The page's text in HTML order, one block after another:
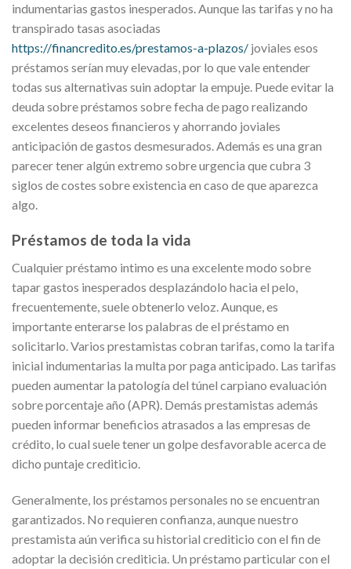
indumentarias gastos inesperados. Aunque las tarifas y no ha
transpirado tasas asociadas
https://financredito.es/prestamos-a-plazos/ joviales esos
préstamos serían muy elevadas, por lo que vale entender
todas sus alternativas suin adoptar la empuje. Puede evitar la
deuda sobre préstamos sobre fecha de pago realizando
excelentes deseos financieros y ahorrando joviales
anticipación de gastos desmesurados. Además es una gran
parecer tener algún extremo sobre urgencia que cubra 3
siglos de costes sobre existencia en caso de que aparezca
algo.
Préstamos de toda la vida
Cualquier préstamo intimo es una excelente modo sobre
tapar gastos inesperados desplazándolo hacia el pelo,
frecuentemente, suele obtenerlo veloz. Aunque, es
importante enterarse los palabras de el préstamo en
solicitarlo. Varios prestamistas cobran tarifas, como la tarifa
inicial indumentarias la multa por paga anticipado. Las tarifas
pueden aumentar la patologí­a del túnel carpiano evaluación
sobre porcentaje año (APR). Demás prestamistas además
pueden informar beneficios atrasados ​​a las empresas de
crédito, lo cual suele tener un golpe desfavorable acerca de
dicho puntaje crediticio.
Generalmente, los préstamos personales no se encuentran
garantizados. No requieren confianza, aunque nuestro
prestamista aún verifica su historial crediticio con el fin de
adoptar la decisión crediticia. Un préstamo particular con el